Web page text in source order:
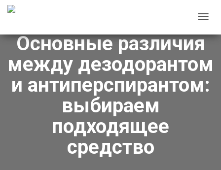
Е
Р
Е
Л
Основные различия
между дезодорантом
и антиперспирантом:
выбираем
подходящее
средство